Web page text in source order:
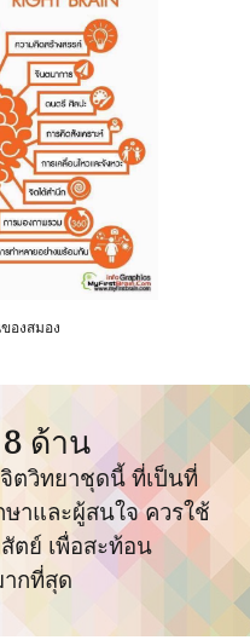
องสมอง
ด้าน
ตวิทยาชุดนี้ ที่เป็นที่
าและผู้สนใจ ควรใช้
ตย์ เพื่อสะท้อน
กที่สุด